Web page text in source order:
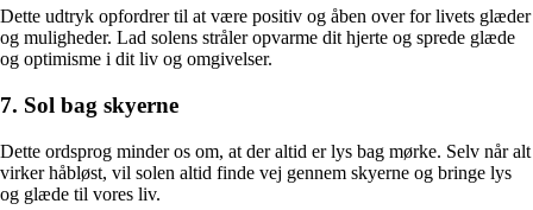
Dette udtryk opfordrer til at være positiv og åben over for livets glæder
og muligheder. Lad solens stråler opvarme dit hjerte og sprede glæde
og optimisme i dit liv og omgivelser.
7. Sol bag skyerne
Dette ordsprog minder os om, at der altid er lys bag mørke. Selv når alt
virker håbløst, vil solen altid finde vej gennem skyerne og bringe lys
og glæde til vores liv.